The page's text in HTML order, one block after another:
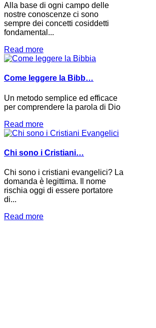
Alla base di ogni campo delle
nostre conoscenze ci sono
sempre dei concetti cosiddetti
fondamental...
Read more
Come leggere la Bibb…
Un metodo semplice ed efficace
per comprendere la parola di Dio
Read more
Chi sono i Cristiani…
Chi sono i cristiani evangelici? La
domanda è legittima. Il nome
rischia oggi di essere portatore
di...
Read more